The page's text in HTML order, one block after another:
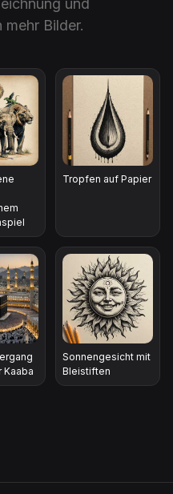
und
mehr Bilder.
Tropfen auf Papier
Kaaba
Sonnengesicht mit
Bleistiften